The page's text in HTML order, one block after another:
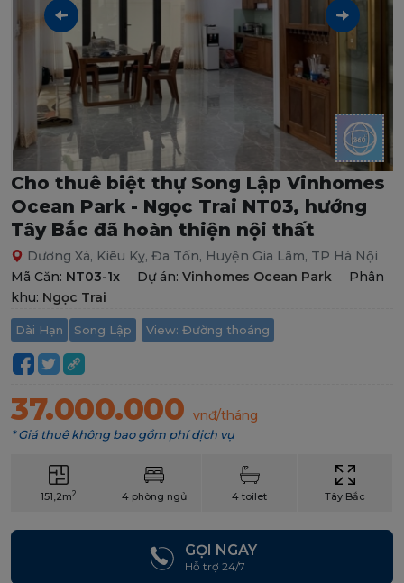
Cho thuê biệt thự Song Lập Vinhomes
Ocean Park - Ngọc Trai NT03, hướng
Tây Bắc đã hoàn thiện nội thất
Dương Xá, Kiêu Kỵ, Đa Tốn, Huyện Gia Lâm, TP Hà Nội
Mã Căn: NT03-1x Dự án: Vinhomes Ocean Park
Phân
khu: Ngọc Trai
Dài Hạn Song Lập View: Đường thoáng
37.000.000 vnđ/tháng
* Giá thuê không bao gồm phí dịch vụ
151,2m2 4 phòng ngủ 4 toilet Tây Bắc
GỌI NGAY
Hỗ trợ 24/7